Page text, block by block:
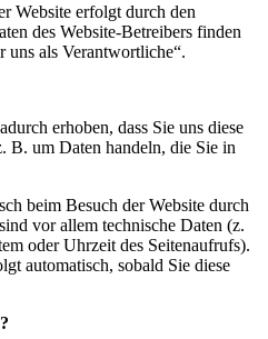
Website erfolgt durch den
des Website-Betreibers finden
uns als Verantwortliche“.
erhoben, dass Sie uns diese
B. um Daten handeln, die Sie in
beim Besuch der Website durch
vor allem technische Daten (z.
oder Uhrzeit des Seitenaufrufs).
automatisch, sobald Sie diese